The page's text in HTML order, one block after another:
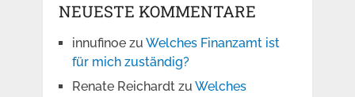
NEUESTE KOMMENTARE
innufinoezu Welches Finanzamt ist
für mich zuständig?
Renate Reichardtzu Welches